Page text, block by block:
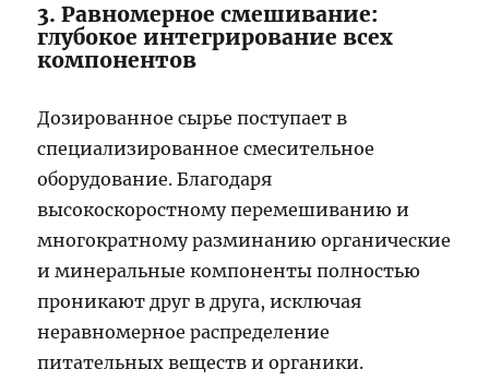
3. Равномерное смешивание:
глубокое интегрирование всех
компонентов
Дозированное сырье поступает в
специализированное смесительное
оборудование. Благодаря
высокоскоростному перемешиванию и
многократному разминанию органические
и минеральные компоненты полностью
проникают друг в друга, исключая
неравномерное распределение
питательных веществ и органики.